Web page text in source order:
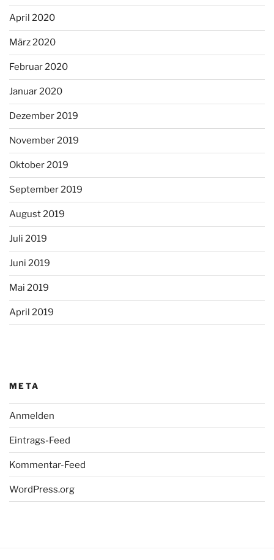
April 2020
März 2020
Februar 2020
Januar 2020
Dezember 2019
November 2019
Oktober 2019
September 2019
August 2019
Juli 2019
Juni 2019
Mai 2019
April 2019
META
Anmelden
Eintrags-Feed
Kommentar-Feed
WordPress.org